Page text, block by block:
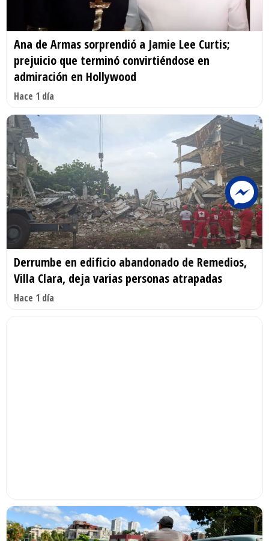
Ana de Armas sorprendió a Jamie Lee Curtis;
prejuicio que terminó convirtiéndose en
admiración en Hollywood
Hace 1 día
Derrumbe en edificio abandonado de Remedios,
Villa Clara, deja varias personas atrapadas
Hace 1 día